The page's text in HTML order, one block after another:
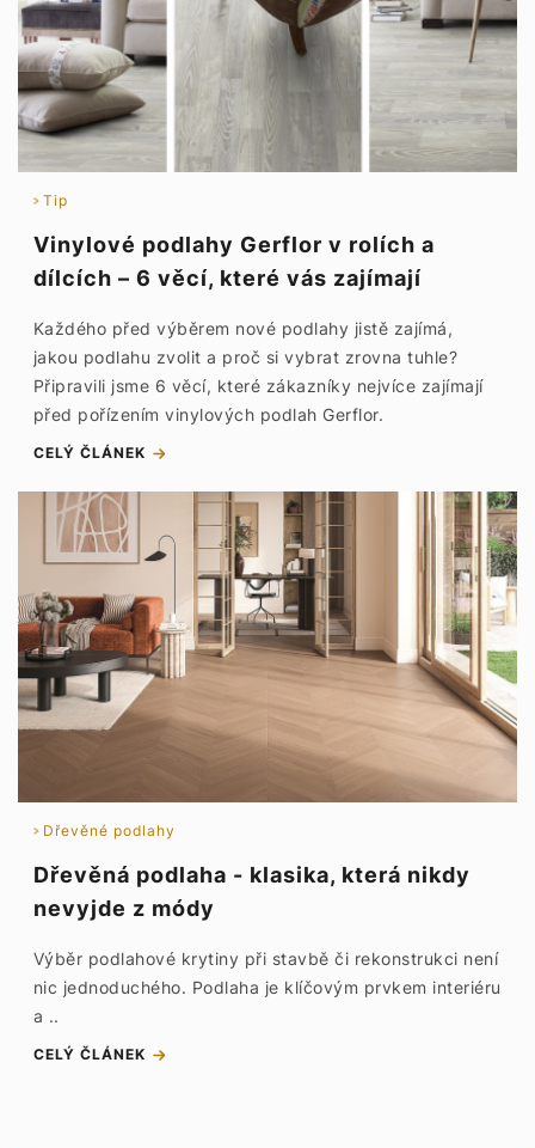
Tip
Vinylové podlahy Gerflor v rolích a
dílcích – 6 věcí, které vás zajímají
Každého před výběrem nové podlahy jistě zajímá,
jakou podlahu zvolit a proč si vybrat zrovna tuhle?
Připravili jsme 6 věcí, které zákazníky nejvíce zajímají
před pořízením vinylových podlah Gerflor.
CELÝ ČLÁNEK
Dřevěné podlahy
Dřevěná podlaha - klasika, která nikdy
nevyjde z módy
Výběr podlahové krytiny při stavbě či rekonstrukci není
nic jednoduchého. Podlaha je klíčovým prvkem interiéru
a ..
CELÝ ČLÁNEK